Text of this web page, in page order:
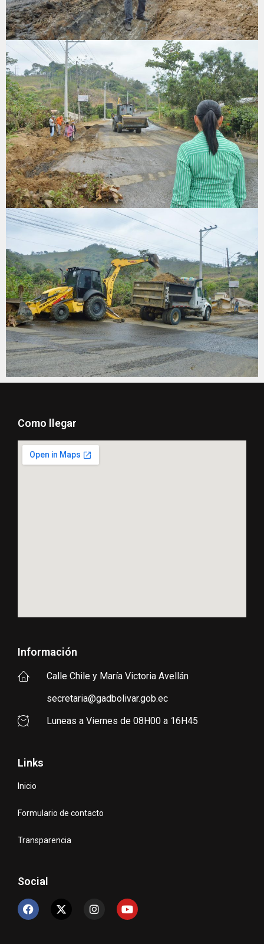
Como llegar
Información
Calle Chile y María Victoria Avellán
secretaria@gadbolivar.gob.ec
Luneas a Viernes de 08H00 a 16H45
Links
Inicio
Formulario de contacto
Transparencia
Social